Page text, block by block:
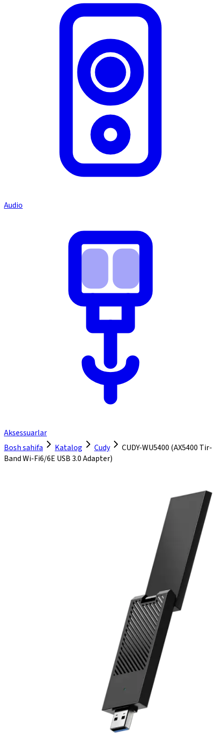
Audio
Aksessuarlar
Bosh sahifa
Katalog Cudy
CUDY-WU5400 (AX5400 Tir-
Band Wi-Fi6/6E USB 3.0 Adapter)